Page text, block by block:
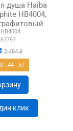
душа Haiba
HB4004,
HB4004
2 484 ₴
:44 : 56
клик